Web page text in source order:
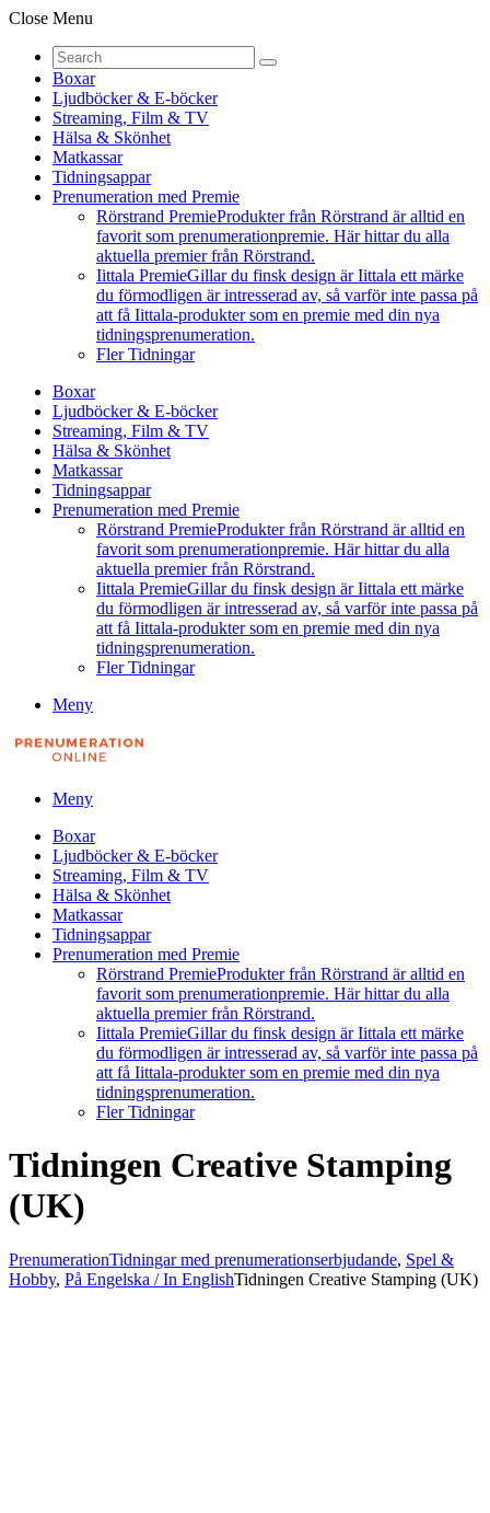
Close Menu
Boxar
Ljudböcker & E-böcker
Streaming, Film & TV
Hälsa & Skönhet
Matkassar
Tidningsappar
Prenumeration med Premie
Rörstrand PremieProdukter från Rörstrand är alltid en
favorit som prenumerationpremie. Här hittar du alla
aktuella premier från Rörstrand.
Iittala PremieGillar du finsk design är Iittala ett märke
du förmodligen är intresserad av, så varför inte passa på
att få Iittala-produkter som en premie med din nya
tidningsprenumeration.
Fler Tidningar
Boxar
Ljudböcker & E-böcker
Streaming, Film & TV
Hälsa & Skönhet
Matkassar
Tidningsappar
Prenumeration med Premie
Rörstrand PremieProdukter från Rörstrand är alltid en
favorit som prenumerationpremie. Här hittar du alla
aktuella premier från Rörstrand.
Iittala PremieGillar du finsk design är Iittala ett märke
du förmodligen är intresserad av, så varför inte passa på
att få Iittala-produkter som en premie med din nya
tidningsprenumeration.
Fler Tidningar
Meny
Meny
Boxar
Ljudböcker & E-böcker
Streaming, Film & TV
Hälsa & Skönhet
Matkassar
Tidningsappar
Prenumeration med Premie
Rörstrand PremieProdukter från Rörstrand är alltid en
favorit som prenumerationpremie. Här hittar du alla
aktuella premier från Rörstrand.
Iittala PremieGillar du finsk design är Iittala ett märke
du förmodligen är intresserad av, så varför inte passa på
att få Iittala-produkter som en premie med din nya
tidningsprenumeration.
Fler Tidningar
Tidningen Creative Stamping
(UK)
PrenumerationTidningar med prenumerationserbjudande, Spel &
Hobby, På Engelska / In EnglishTidningen Creative Stamping (UK)